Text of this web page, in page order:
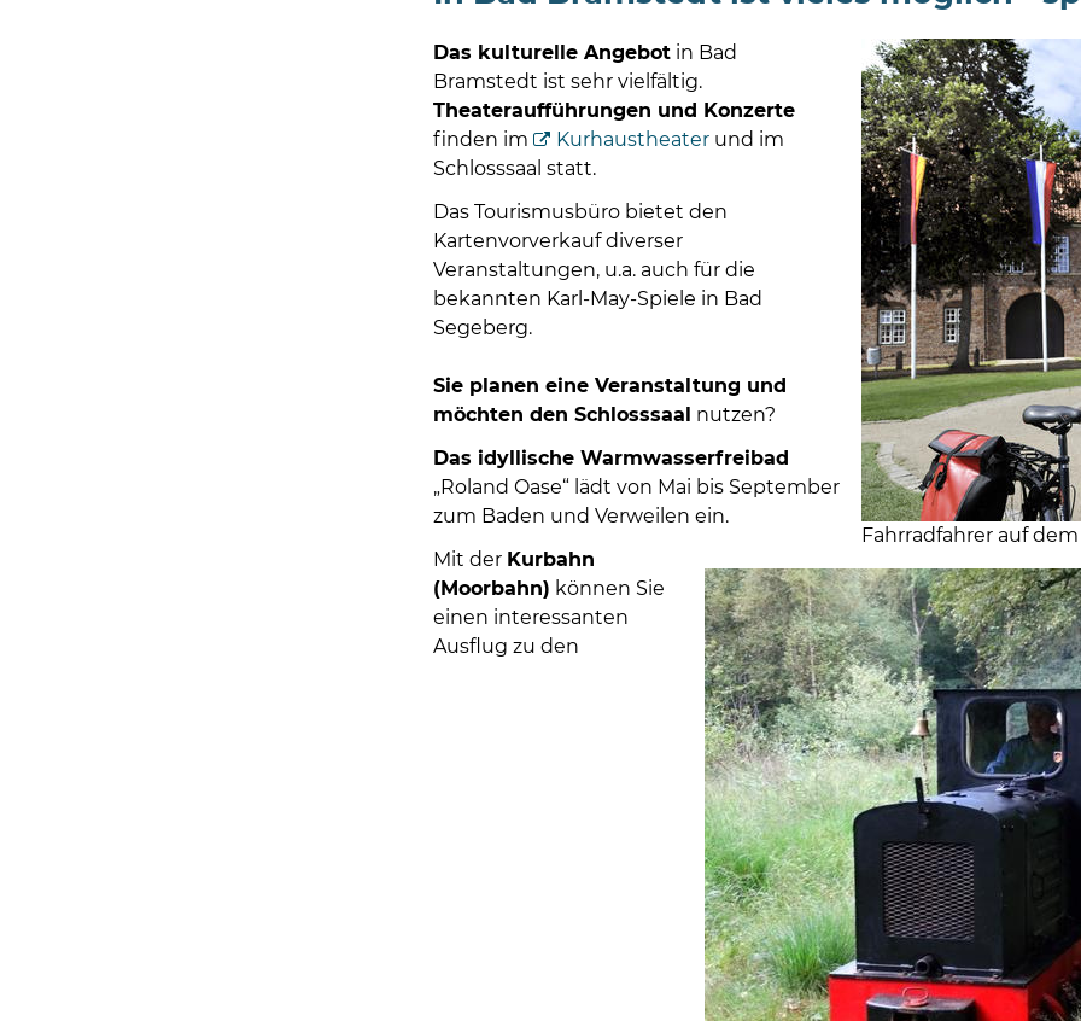
Fahrradfahrer auf
Das kulturelle Angebotin Bad
Bramstedt ist sehr vielfältig.
Theateraufführungen und Konzerte
finden im
Kurhaustheaterund im
Schlosssaal statt.
Das Tourismusbüro bietet den
Kartenvorverkauf diverser
Veranstaltungen, u.a. auch für die
bekannten Karl-May-Spiele in Bad
Segeberg.
Sie planen eine Veranstaltung und
möchten den Schlosssaal nutzen?
Das idyllische Warmwasserfreibad
„Roland Oase“ lädt von Mai bis September
zum Baden und Verweilen ein.
Mit der Kurbahn
(Moorbahn) können Sie
einen interessanten
Ausflug zu den